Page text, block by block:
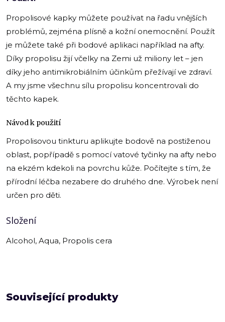
Propolisové kapky můžete používat na řadu vnějších
problémů, zejména plísně a kožní onemocnění. Použít
je můžete také při bodové aplikaci například na afty.
Díky propolisu žijí včelky na Zemi už miliony let – jen
díky jeho antimikrobiálním účinkům přežívají ve zdraví.
A my jsme všechnu sílu propolisu koncentrovali do
těchto kapek.
Návod k použití
Propolisovou tinkturu aplikujte bodově na postiženou
oblast, popřípadě s pomocí vatové tyčinky na afty nebo
na ekzém kdekoli na povrchu kůže. Počítejte s tím, že
přírodní léčba nezabere do druhého dne. Výrobek není
určen pro děti.
Složení
Alcohol, Aqua, Propolis cera
Související produkty